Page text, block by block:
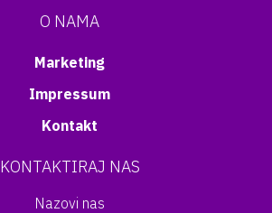
O NAMA
Marketing
Impressum
Kontakt
KONTAKTIRAJ NAS
Nazovi nas